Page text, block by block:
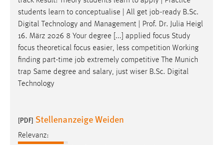
students learn to conceptualise | All get job-ready B.Sc.
Digital Technology and Management | Prof. Dr. Julia Heigl
16. März 2026 8 Your degree [...] applied focus Study
focus theoretical focus easier, less competition Working
finding part-time job extremely competitive The Munich
trap Same degree and salary, just wiser B.Sc. Digital
Technology
[PDF] Stellenanzeige Weiden
Relevanz: